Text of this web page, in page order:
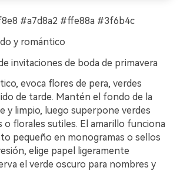
#a7d8a2 #ffe88a #3f6b4c
y romántico
invitaciones de boda de primavera
evoca flores de pera, verdes
de tarde. Mantén el fondo de la
y limpio, luego superpone verdes
o florales sutiles. El amarillo funciona
pequeño en monogramas o sellos
elige papel ligeramente
el verde oscuro para nombres y